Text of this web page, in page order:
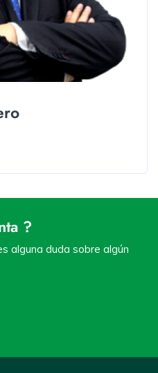
?
alguna duda sobre algún